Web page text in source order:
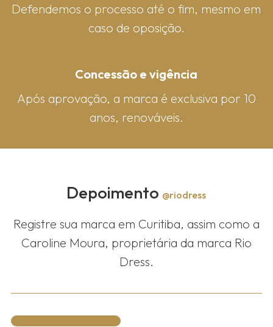
Defendemos o processo até o fim, mesmo em
caso de oposição.
Concessão e vigência
Após aprovação, a marca é exclusiva por 10
anos, renováveis.
Depoimento @riodress
Registre sua marca em Curitiba, assim como a
Caroline Moura, proprietária da marca Rio
Dress.